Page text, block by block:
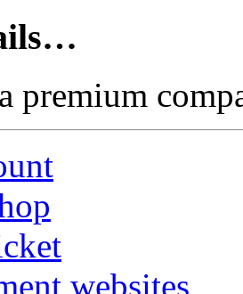
premium
websites